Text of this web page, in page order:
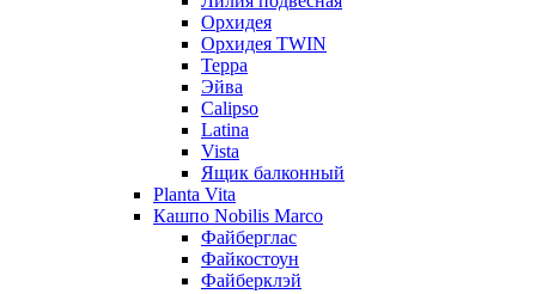
Орхидея
Орхидея TWIN
Терра
Эйва
Calipso
Latina
Vista
Ящик балконный
Planta Vita
Кашпо Nobilis Marco
Файберглас
Файкостоун
Файберклэй